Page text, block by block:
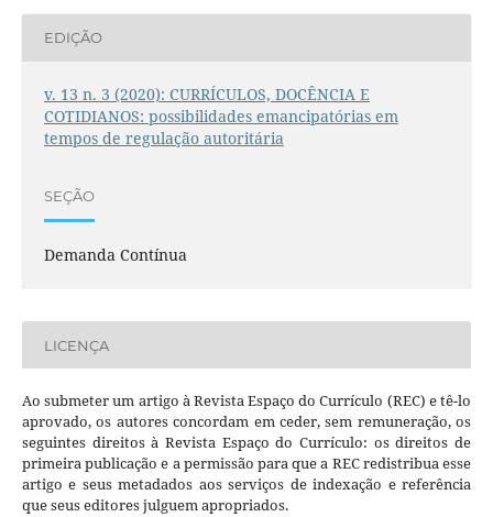
EDIÇÃO
v. 13 n. 3 (2020): CURRÍCULOS, DOCÊNCIA E
COTIDIANOS: possibilidades emancipatórias em
tempos de regulação autoritária
SEÇÃO
Demanda Contínua
LICENÇA
Ao submeter um artigo à Revista Espaço do Currículo (REC) e tê-lo
aprovado, os autores concordam em ceder, sem remuneração, os
seguintes direitos à Revista Espaço do Currículo: os direitos de
primeira publicação e a permissão para que a REC redistribua esse
artigo e seus metadados aos serviços de indexação e referência
que seus editores julguem apropriados.